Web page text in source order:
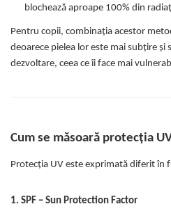
Propuneri Cadou
blochează aproape 100% din
Pentru copii, combinația acestor
deoarece pielea lor este mai subțire
dezvoltare, ceea ce îi face mai
Cum se măsoară protecția
Protecția UV este exprimată diferit în
1. SPF – Sun Protection Factor